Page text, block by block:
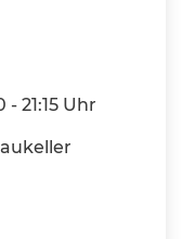
- 21:15 Uhr